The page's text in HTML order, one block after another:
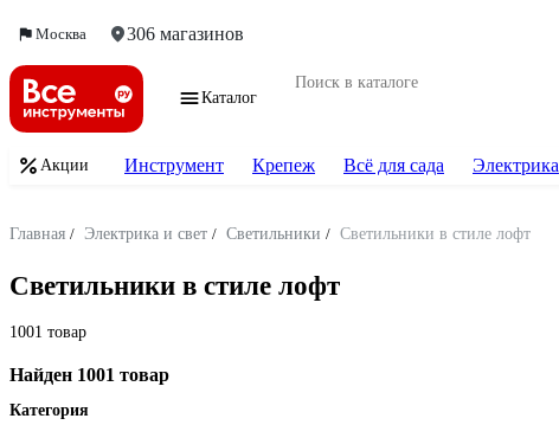
Москва 306 магазинов
Каталог
Акции Инструмент Крепеж Всё для сада Электрика
Главная / Электрика и свет / Светильники / Светильники в стиле лофт
Светильники в стиле лофт
1001 товар
Найден 1001 товар
Категория